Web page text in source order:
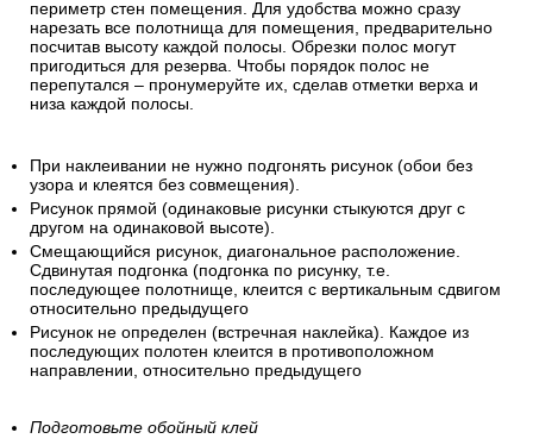
периметр стен помещения. Для удобства можно сразу
нарезать все полотнища для помещения, предварительно
посчитав высоту каждой полосы. Обрезки полос могут
пригодиться для резерва. Чтобы порядок полос не
перепутался – пронумеруйте их, сделав отметки верха и
низа каждой полосы.
При наклеивании не нужно подгонять рисунок (обои без
узора и клеятся без совмещения).
Рисунок прямой (одинаковые рисунки стыкуются друг с
другом на одинаковой высоте).
Смещающийся рисунок, диагональное расположение.
Сдвинутая подгонка (подгонка по рисунку, т.е.
последующее полотнище, клеится с вертикальным сдвигом
относительно предыдущего
Рисунок не определен (встречная наклейка). Каждое из
последующих полотен клеится в противоположном
направлении, относительно предыдущего
Подготовьте обойный клей